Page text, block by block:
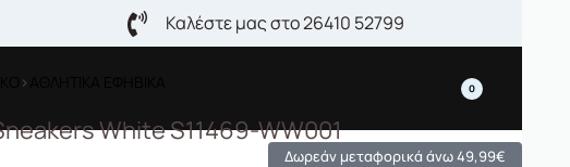
Καλέστε μας στο 26410 52799
0
Δωρεάν μεταφορικά άνω 49,99€
›
White S11469-WW001